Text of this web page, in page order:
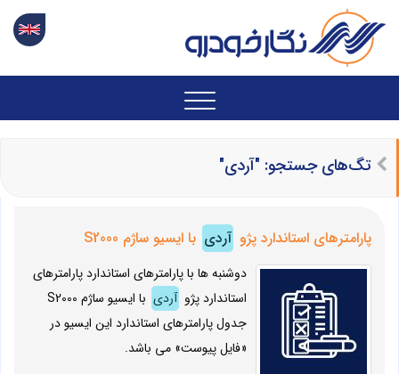
تگ‌های جستجو: "آردی"
پارامترهای استاندارد پژو آردی با ایسیو ساژم S2000
دوشنبه ها با پارامترهای استاندارد پارامترهای
استاندارد پژو آردی
با ایسیو ساژم S2000
جدول پارامترهای استاندارد این ایسیو در
«فایل پیوست» می باشد.